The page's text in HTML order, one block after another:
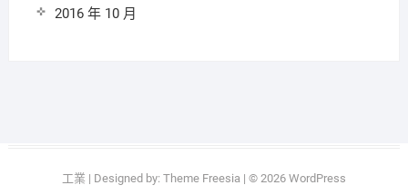
2016 年 10 月
工業 | Designed by: Theme Freesia| © 2026 WordPress